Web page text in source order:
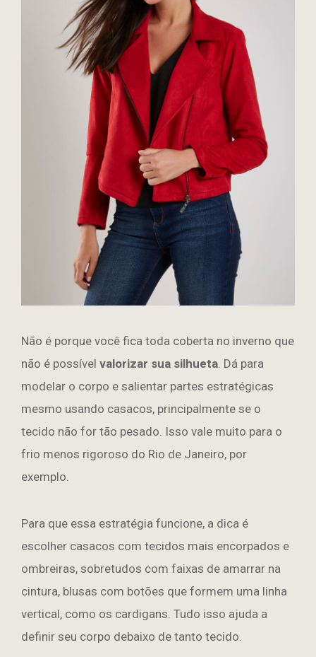
Não é porque você fica toda coberta no inverno que
não é possível valorizar sua silhueta. Dá para
modelar o corpo e salientar partes estratégicas
mesmo usando casacos, principalmente se o
tecido não for tão pesado. Isso vale muito para o
frio menos rigoroso do Rio de Janeiro, por
exemplo.
Para que essa estratégia funcione, a dica é
escolher casacos com tecidos mais encorpados e
ombreiras, sobretudos com faixas de amarrar na
cintura, blusas com botões que formem uma linha
vertical, como os cardigans. Tudo isso ajuda a
definir seu corpo debaixo de tanto tecido.